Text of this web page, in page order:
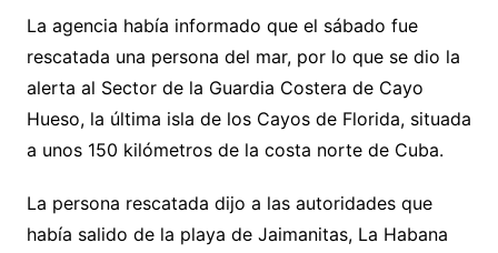
La agencia había informado que el sábado fue
rescatada una persona del mar, por lo que se dio la
alerta al Sector de la Guardia Costera de Cayo
Hueso, la última isla de los Cayos de Florida, situada
a unos 150 kilómetros de la costa norte de Cuba.
La persona rescatada dijo a las autoridades que
había salido de la playa de Jaimanitas, La Habana